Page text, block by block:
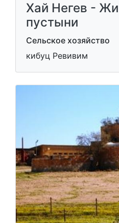
Хай Негев -
пустыни
Сельское хозяйство
кибуц Ревивим